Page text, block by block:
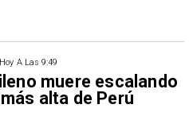
Hoy A Las 9:49
muere escalando
alta de Perú